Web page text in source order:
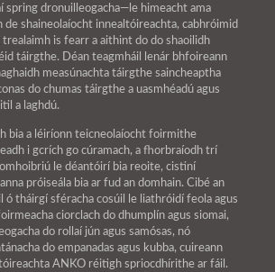
spring dronuilleogacha—le himeacht ama
de shaineolaíocht innealtóireachta, cabhróimid
trealaimh is fearr a aithint do do shaoilidh
táirgthe. Déan teagmháil lenár bhfoireann
measúnachta táirgthe saincheaptha
do chumas táirgthe a uasmhéadú agus
a laghdú.
bia a léiríonn teicneolaíocht foirmithe
i gcrích go cúramach, a fhorbraíodh trí
le déantóirí bia reoite, cistiní
próiseála bia ar fud an domhain. Cibé an
ó tháirgí sféracha cosúil le liathróidí feola agus
ciorclach do dhumplín agus siomai,
do rollaí jún agus samósas, nó
do empanadas agus kubba, cuireann
ANKO réitigh spriocdhírithe ar fáil.